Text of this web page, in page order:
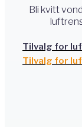
Bli kvitt
Tilvalg for
Tilvalg for